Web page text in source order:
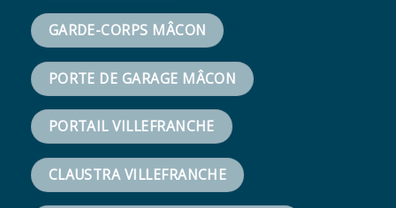
GARDE-CORPS MÂCON
PORTE DE GARAGE MÂCON
PORTAIL VILLEFRANCHE
CLAUSTRA VILLEFRANCHE